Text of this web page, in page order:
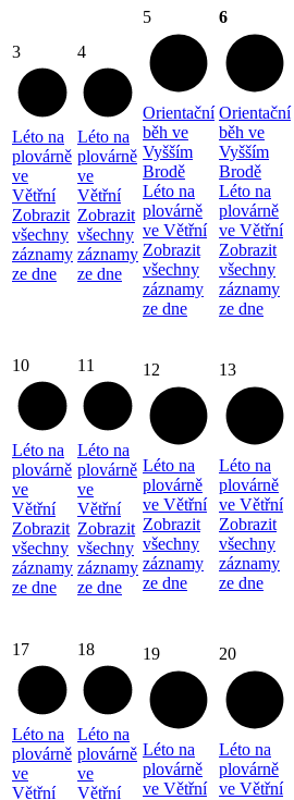
3
Léto na
plovárně
ve
Větřní
Zobrazit
všechny
záznamy
ze dne
4
Léto na
plovárně
ve
Větřní
Zobrazit
všechny
záznamy
ze dne
5
Orientační
běh ve
Vyšším
Brodě
Léto na
plovárně
ve Větřní
Zobrazit
všechny
záznamy
ze dne
6
Orientační
běh ve
Vyšším
Brodě
Léto na
plovárně
ve Větřní
Zobrazit
všechny
záznamy
ze dne
10
Léto na
plovárně
ve
Větřní
Zobrazit
všechny
záznamy
ze dne
11
Léto na
plovárně
ve
Větřní
Zobrazit
všechny
záznamy
ze dne
12
Léto na
plovárně
ve Větřní
Zobrazit
všechny
záznamy
ze dne
13
Léto na
plovárně
ve Větřní
Zobrazit
všechny
záznamy
ze dne
17
Léto na
plovárně
ve
Větřní
18
Léto na
plovárně
ve
Větřní
19
Léto na
plovárně
ve Větřní
20
Léto na
plovárně
ve Větřní